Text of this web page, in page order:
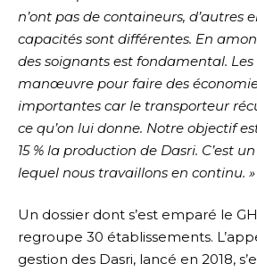
n’ont pas de containeurs, d’autres
capacités sont différentes. En
des soignants est fondamental.
manœuvre pour faire des
importantes car le transporteur
ce qu’on lui donne. Notre objectif
15 % la production de Dasri. C’est
lequel nous travaillons en continu. »
Un dossier dont s’est emparé le
regroupe 30 établissements.
gestion des Dasri, lancé en 2018,